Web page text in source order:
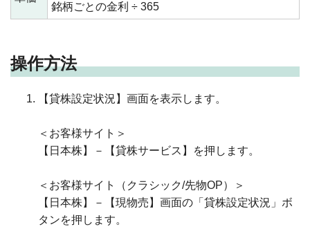
銘柄ごとの金利 ÷ 365
操作方法
【貸株設定状況】画面を表示します。
＜お客様サイト＞
【日本株】－【貸株サービス】を押します。
＜お客様サイト（クラシック/先物OP）＞
【日本株】－【現物売】画面の「貸株設定状況」ボ
タンを押します。